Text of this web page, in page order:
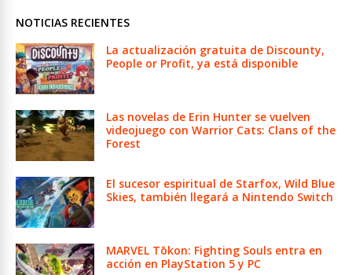
NOTICIAS RECIENTES
La actualización gratuita de Discounty,
People or Profit, ya está disponible
Las novelas de Erin Hunter se vuelven
videojuego con Warrior Cats: Clans of the
Forest
El sucesor espiritual de Starfox, Wild Blue
Skies, también llegará a Nintendo Switch
MARVEL Tōkon: Fighting Souls entra en
acción en PlayStation 5 y PC